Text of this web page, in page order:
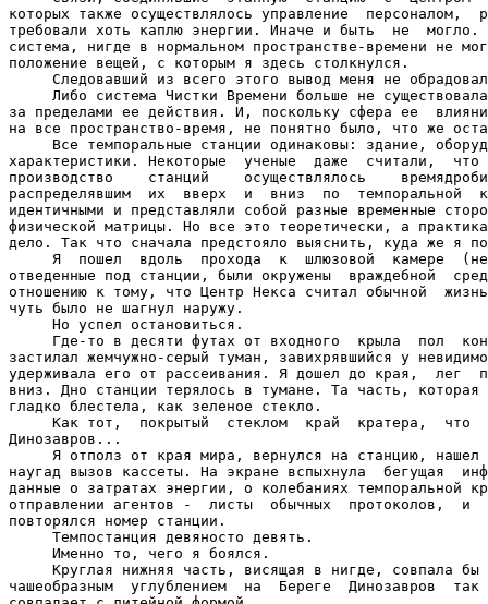
которых также осуществлялось управление  персоналом,
требовали хоть каплю энергии. Иначе и быть  не  могло.
система, нигде в нормальном пространстве-времени не
положение вещей, с которым я здесь столкнулся.
Следовавший из всего этого вывод меня не
Либо система Чистки Времени больше не
за пределами ее действия. И, поскольку сфера ее
на все пространство-время, не понятно было, что же
Все темпоральные станции одинаковы: здание,
характеристики. Некоторые  ученые  даже  считали,
производство    станций    осуществлялось
распределявшим  их  вверх  и  вниз  по  темпоральной
идентичными и представляли собой разные временные
физической матрицы. Но все это теоретически, а
дело. Так что сначала предстояло выяснить, куда же я
Я  пошел  вдоль  прохода  к  шлюзовой  камере
отведенные под станции, были окружены  враждебной
отношению к тому, что Центр Некса считал обычной
чуть было не шагнул наружу.
     Но успел остановиться.
Где-то в десяти футах от входного  крыла  пол
застилал жемчужно-серый туман, завихрявшийся у
удерживала его от рассеивания. Я дошел до края,  лег
вниз. Дно станции терялось в тумане. Та часть,
гладко блестела, как зеленое стекло.
Как тот,  покрытый  стеклом  край  кратера,  что
Динозавров...
Я отполз от края мира, вернулся на станцию, нашел
наугад вызов кассеты. На экране вспыхнула  бегущая
данные о затратах энергии, о колебаниях темпоральной
отправлении агентов -  листы  обычных  протоколов,
повторялся номер станции.
     Темпостанция девяносто девять.
     Именно то, чего я боялся.
Круглая нижняя часть, висящая в нигде, совпала бы
чашеобразным  углублением  на  Береге  Динозавров